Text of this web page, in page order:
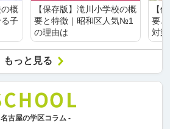
の概
子
【保存版】滝川小学校の概
要と特徴｜昭和区人気№1
の理由は
【
要
対
もっと見る
古屋の学区コラム -